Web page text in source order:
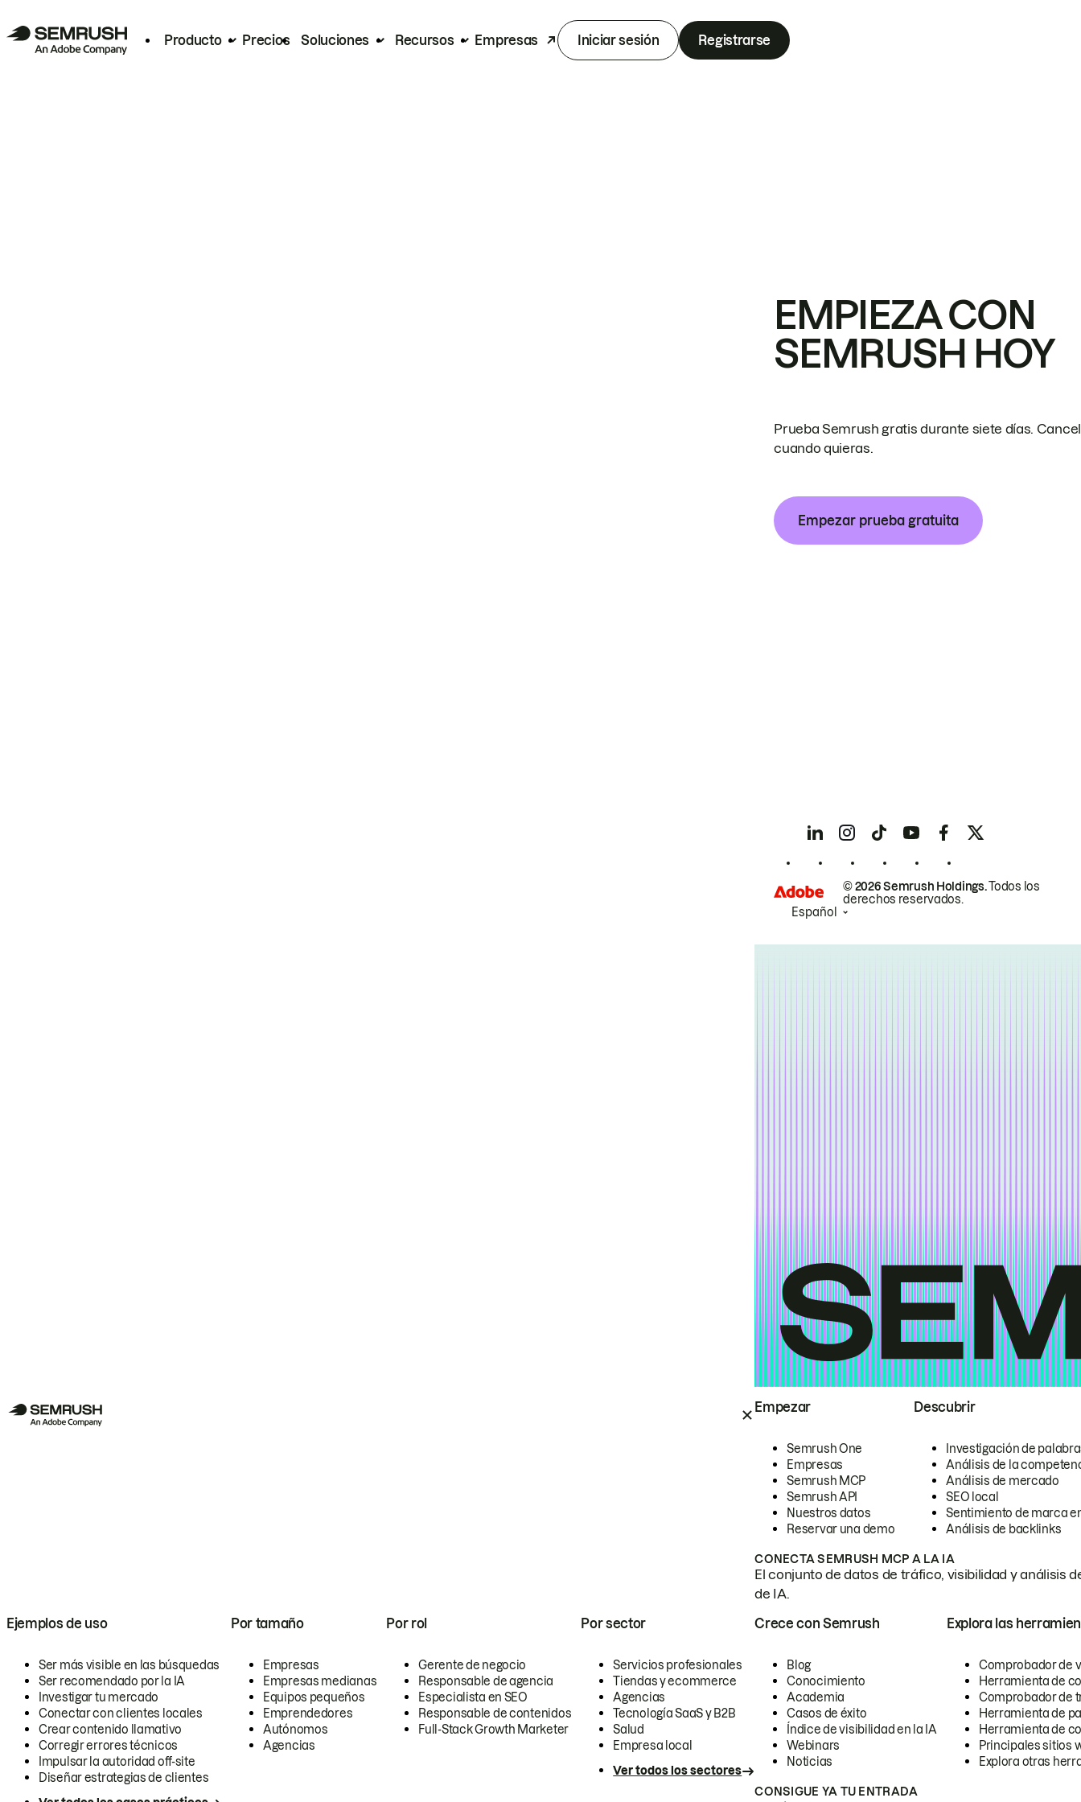
Producto Precios Soluciones Recursos Empresas Iniciar sesión Registrarse
Empezar
Semrush One
Empresas
Semrush MCP
Semrush API
Nuestros datos
Reservar una demo
Descubrir
Investigación de
Análisis de la
Análisis de mercado
SEO local
Sentimiento de marca
Análisis de backlinks
CONECTA SEMRUSH MCP A LA IA
El conjunto de datos de tráfico, visibilidad y análisis
de IA.
Ejemplos de uso
Ser más visible en las búsquedas
Ser recomendado por la IA
Investigar tu mercado
Conectar con clientes locales
Crear contenido llamativo
Corregir errores técnicos
Impulsar la autoridad off-site
Diseñar estrategias de clientes
Por tamaño
Empresas
Empresas medianas
Equipos pequeños
Emprendedores
Autónomos
Agencias
Por rol
Gerente de negocio
Responsable de agencia
Especialista en SEO
Responsable de contenidos
Full-Stack Growth Marketer
Por sector
Servicios profesionales
Tiendas y ecommerce
Agencias
Tecnología SaaS y B2B
Salud
Empresa local
Ver todos los sectores
Crece con Semrush
Blog
Conocimiento
Academia
Casos de éxito
Índice de visibilidad en la IA
Webinars
Noticias
Explora las
Comprobador de
Herramienta de
Comprobador de
Herramienta de
Herramienta de
Principales sitios
Explora otras
CONSIGUE YA TU ENTRADA
EMPIEZA CON
SEMRUSH HOY
Prueba Semrush gratis durante siete días.
cuando quieras.
Empezar prueba gratuita
© 2026 Semrush Holdings.Todos los
derechos reservados.
Español